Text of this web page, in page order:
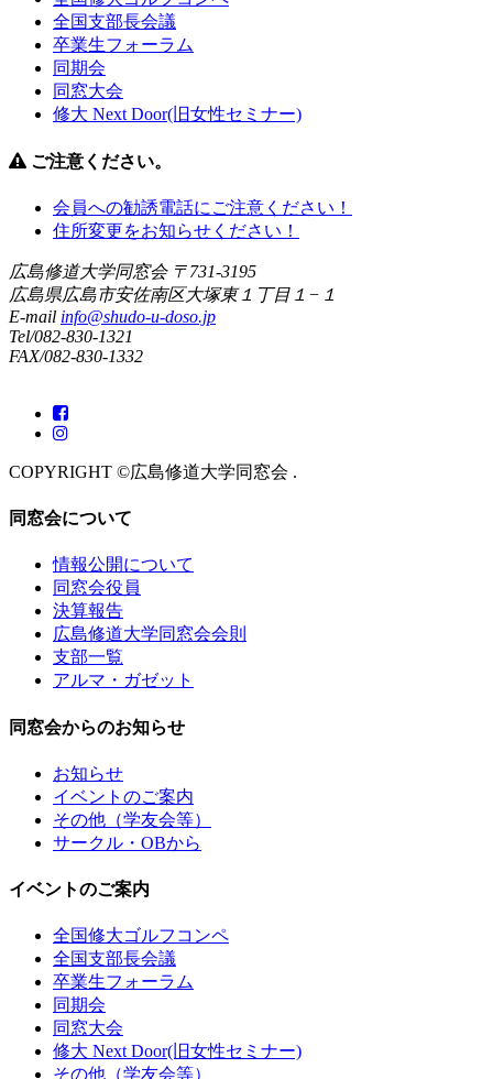
全国支部長会議
卒業生フォーラム
同期会
同窓大会
修大 Next Door(旧女性セミナー)
ご注意ください。
会員への勧誘電話にご注意ください！
住所変更をお知らせください！
広島修道大学同窓会〒731-3195
広島県広島市安佐南区大塚東１丁目１−１
E-mail info@shudo-u-doso.jp
Tel/082-830-1321
FAX/082-830-1332
COPYRIGHT ©広島修道大学同窓会 .
同窓会について
情報公開について
同窓会役員
決算報告
広島修道大学同窓会会則
支部一覧
アルマ・ガゼット
同窓会からのお知らせ
お知らせ
イベントのご案内
その他（学友会等）
サークル・OBから
イベントのご案内
全国修大ゴルフコンペ
全国支部長会議
卒業生フォーラム
同期会
同窓大会
修大 Next Door(旧女性セミナー)
その他（学友会等）